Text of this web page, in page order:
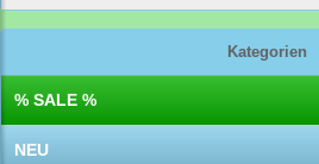
Kategorien
% SALE %
NEU